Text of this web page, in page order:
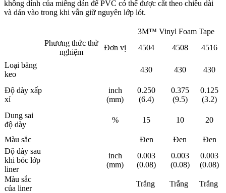
không dính của miếng dán để PVC có thể được cắt theo chiều dài
và dán vào trong khi vẫn giữ nguyên lớp lót.
3M™ Vinyl Foam Tape
Phương thức thử
nghiệm
Đơn vị 4504 4508 4516
Loại băng
keo
430 430 430
Độ dày xấp
xỉ
inch
(mm)
0.250
(6.4)
0.375
(9.5)
0.125
(3.2)
Dung sai
độ dày
% 15 10 20
Màu sắc Đen Đen
Đen
Độ dày sau
khi bóc lớp
liner
inch
(mm)
0.003
(0.08)
0.003
(0.08)
0.003
(0.08)
Màu sắc
của liner
Trắng Trắng
Trắng